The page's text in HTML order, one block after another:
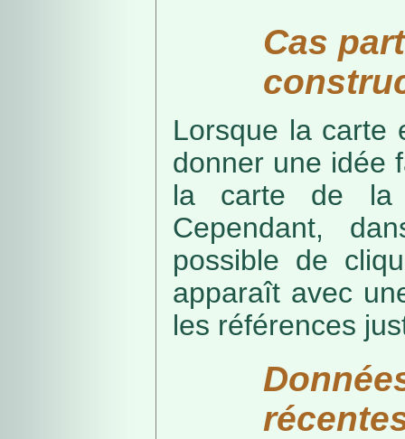
Cas
Lorsque la carte
donner une idée
la carte de la
Cependant,
possible de
apparaît avec
les références